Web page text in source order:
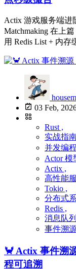
Actix 游戏服务端进
Matchmaking 在上
用 Redis List + 内存
03 Feb,
Rust ,
实战指
并发编
Actor 模
Actix ,
高性能
Tokio ,
分布式
Redis ,
消息队
事件溯
🦀 Actix 事件溯
程可追溯